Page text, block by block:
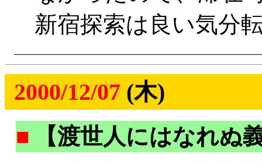
新宿探索は良い気分
2000/12/07 (木)
■
【渡世人にはなれぬ